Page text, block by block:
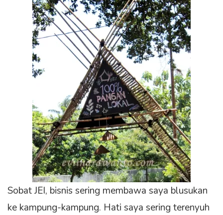
Sobat JEI, bisnis sering membawa saya blusukan
ke kampung-kampung. Hati saya sering terenyuh